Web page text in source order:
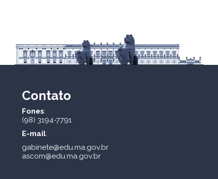
Contato
Fones:
(98) 3194-7791
E-mail:
gabinete@edu.ma.gov.br
ascom@edu.ma.gov.br